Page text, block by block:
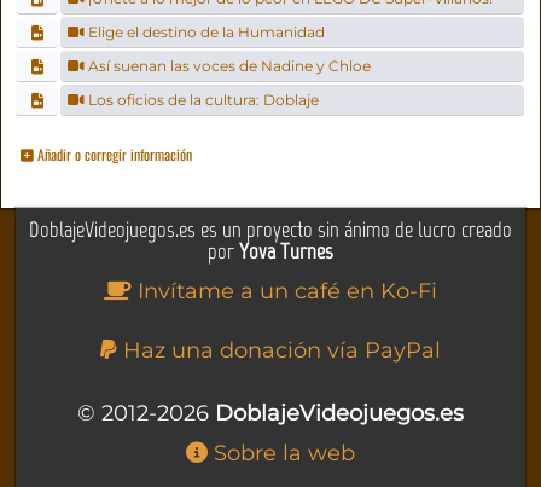
Elige el destino de la Humanidad
Así suenan las voces de Nadine y Chloe
Los oficios de la cultura: Doblaje
Añadir o corregir información
DoblajeVideojuegos.es es un proyecto sin ánimo de lucro creado
porYova Turnes
Invítame a un café en Ko-Fi
Haz una donación vía PayPal
© 2012-2026 DoblajeVideojuegos.es
Sobre la web